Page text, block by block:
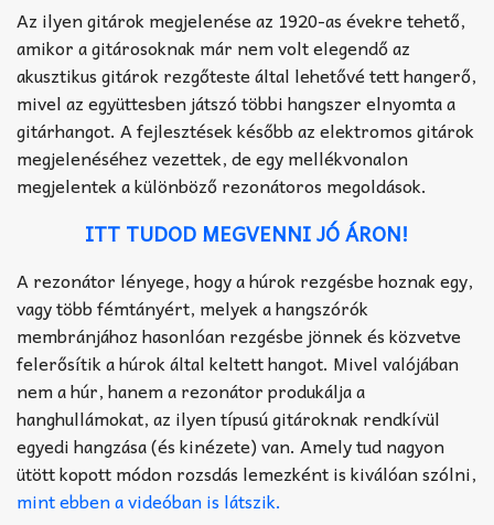
Az ilyen gitárok megjelenése az 1920-as évekre tehető,
amikor a gitárosoknak már nem volt elegendő az
akusztikus gitárok rezgőteste által lehetővé tett hangerő,
mivel az együttesben játszó többi hangszer elnyomta a
gitárhangot. A fejlesztések később az elektromos gitárok
megjelenéséhez vezettek, de egy mellékvonalon
megjelentek a különböző rezonátoros megoldások.
ITT TUDOD MEGVENNI JÓ ÁRON!
A rezonátor lényege, hogy a húrok rezgésbe hoznak egy,
vagy több fémtányért, melyek a hangszórók
membránjához hasonlóan rezgésbe jönnek és közvetve
felerősítik a húrok által keltett hangot. Mivel valójában
nem a húr, hanem a rezonátor produkálja a
hanghullámokat, az ilyen típusú gitároknak rendkívül
egyedi hangzása (és kinézete) van. Amely tud nagyon
ütött kopott módon rozsdás lemezként is kiválóan szólni,
mint ebben a videóban is látszik.